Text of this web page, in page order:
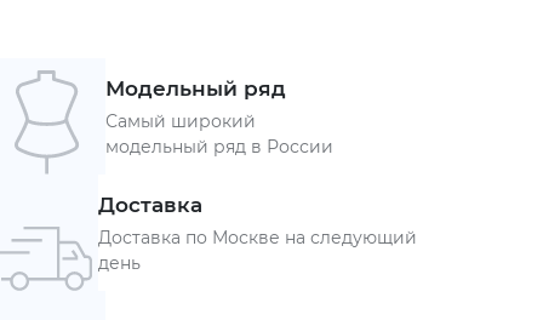
Модельный ряд
Самый широкий
модельный ряд в России
Доставка
Доставка по Москве на следующий
день